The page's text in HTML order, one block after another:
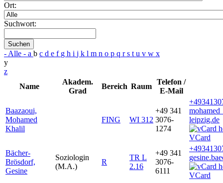
Ort:
Suchwort:
Suchen
- Alle - a b c d e f g h i j k l m n o p q rs t u v w x
y
z
Name
Akadem.
Grad
Bereich Raum
Telefon /
E-Mail
Baazaoui,
Mohamed
Khalil
FING WI 312
+49 341
3076-
1274
leipzig.de
VCard
Bächer-
Brösdorf,
Gesine
Soziologin
(M.A.)
R
TR L
2.16
+49 341
3076-
6111
VCard